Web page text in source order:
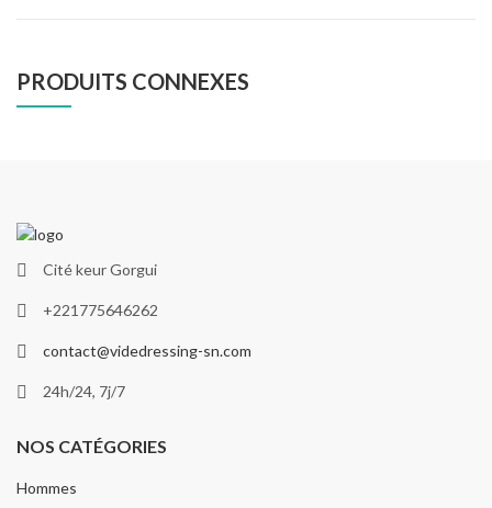
PRODUITS CONNEXES
Cité keur Gorgui
+221775646262
contact@videdressing-sn.com
24h/24, 7j/7
NOS CATÉGORIES
Hommes